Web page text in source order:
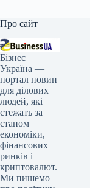
Про сайт
Бізнес
Україна —
портал новин
для ділових
людей, які
стежать за
станом
економіки,
фінансових
ринків і
криптовалют.
Ми пишемо